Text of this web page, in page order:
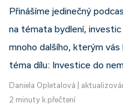
Přinášíme jedinečný
na témata bydlení,
mnoho dalšího, kterým
téma dílu: Investice do
Daniela Opletalová
2 minuty k přečtení